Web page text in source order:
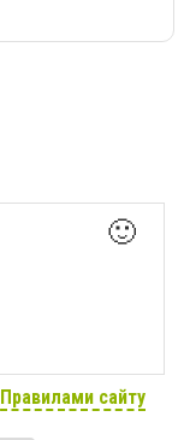
🙂
Правилами сайту